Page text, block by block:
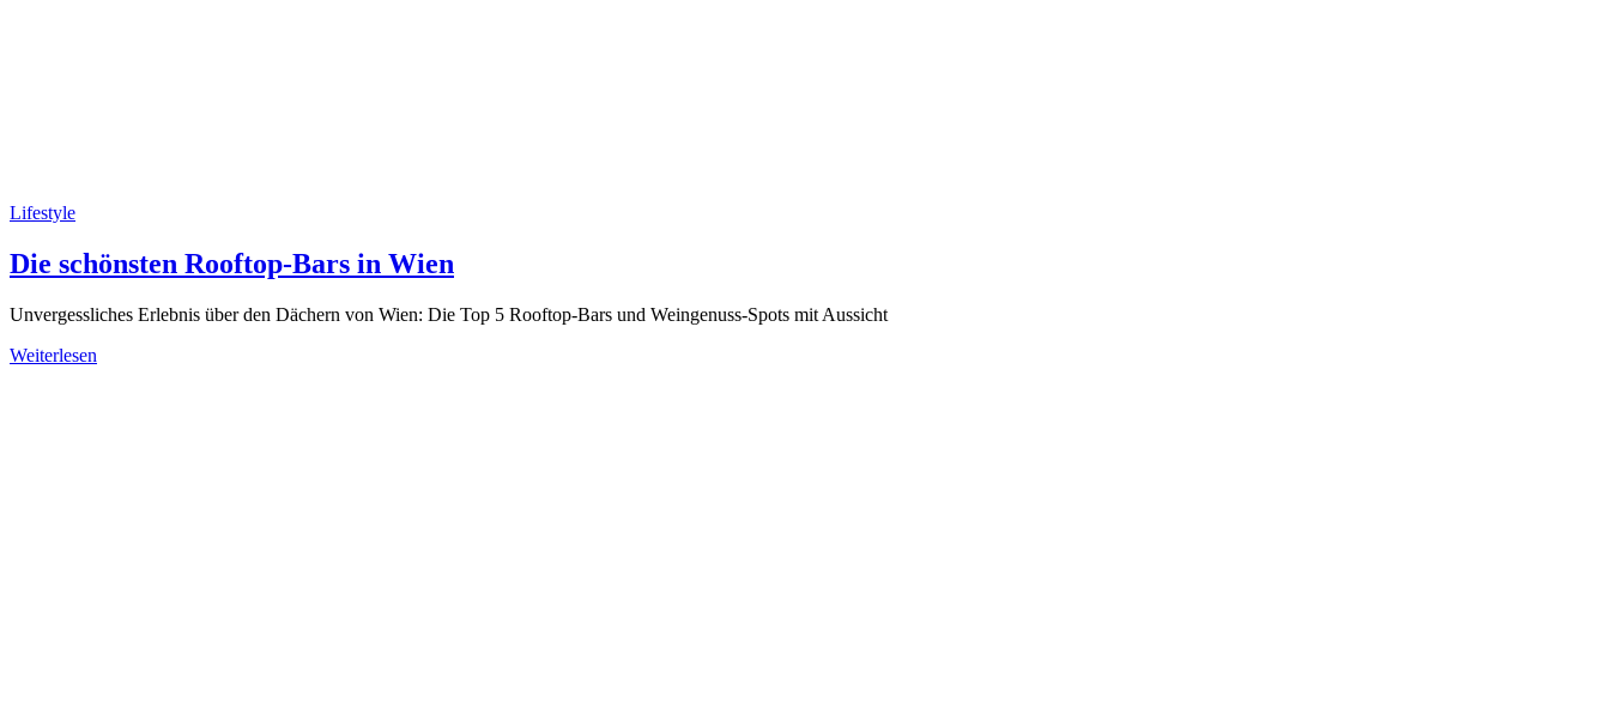
Lifestyle
Die schönsten Rooftop-Bars in Wien
Unvergessliches Erlebnis über den Dächern von Wien: Die Top 5 Rooftop-Bars und Weingenuss-Spots mit Aussicht
Weiterlesen